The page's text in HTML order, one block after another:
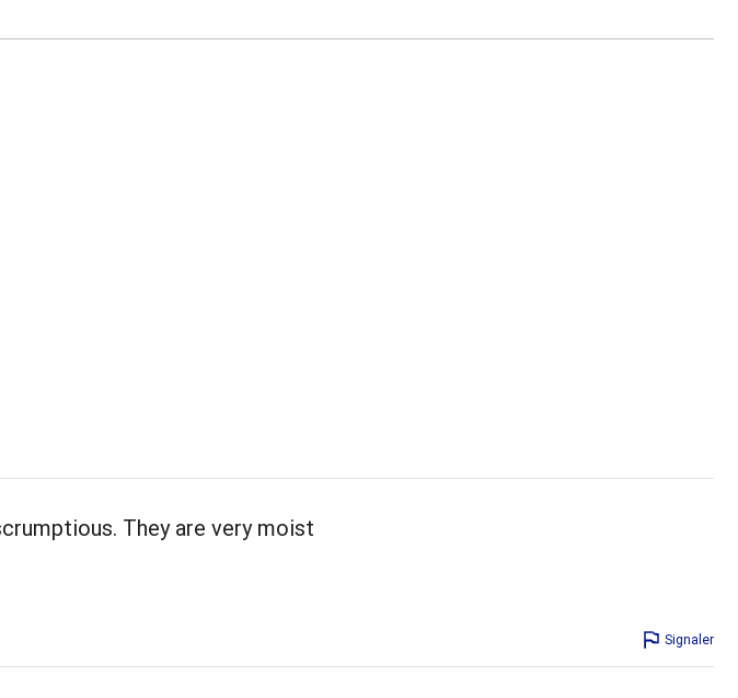
They are very moist
Signaler